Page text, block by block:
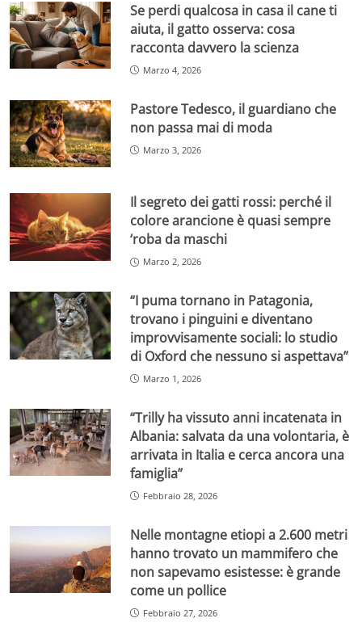
Se perdi qualcosa in casa il cane ti
aiuta, il gatto osserva: cosa
racconta davvero la scienza
Marzo 4, 2026
Pastore Tedesco, il guardiano che
non passa mai di moda
Marzo 3, 2026
Il segreto dei gatti rossi: perché il
colore arancione è quasi sempre
‘roba da maschi
Marzo 2, 2026
“I puma tornano in Patagonia,
trovano i pinguini e diventano
improvvisamente sociali: lo studio
di Oxford che nessuno si aspettava”
Marzo 1, 2026
“Trilly ha vissuto anni incatenata in
Albania: salvata da una volontaria, è
arrivata in Italia e cerca ancora una
famiglia”
Febbraio 28, 2026
Nelle montagne etiopi a 2.600 metri
hanno trovato un mammifero che
non sapevamo esistesse: è grande
come un pollice
Febbraio 27, 2026